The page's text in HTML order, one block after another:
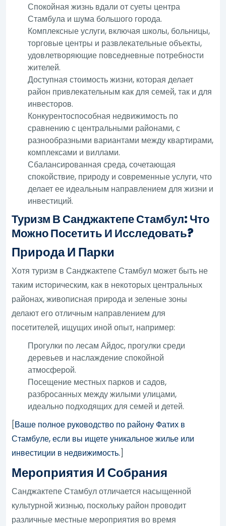
Спокойная жизнь вдали от суеты центра
Стамбула и шума большого города.
Комплексные услуги, включая школы, больницы,
торговые центры и развлекательные объекты,
удовлетворяющие повседневные потребности
жителей.
Доступная стоимость жизни, которая делает
район привлекательным как для семей, так и для
инвесторов.
Конкурентоспособная недвижимость по
сравнению с центральными районами, с
разнообразными вариантами между квартирами,
комплексами и виллами.
Сбалансированная среда, сочетающая
спокойствие, природу и современные услуги, что
делает ее идеальным направлением для жизни и
инвестиций.
Туризм В Санджактепе Стамбул: Что
Можно Посетить И Исследовать?
Природа И Парки
Хотя туризм в Санджактепе Стамбул может быть не
таким историческим, как в некоторых центральных
районах, живописная природа и зеленые зоны
делают его отличным направлением для
посетителей, ищущих иной опыт, например:
Прогулки по лесам Айдос, прогулки среди
деревьев и наслаждение спокойной
атмосферой.
Посещение местных парков и садов,
разбросанных между жилыми улицами,
идеально подходящих для семей и детей.
[Ваше полное руководство по району Фатих в
Стамбуле, если вы ищете уникальное жилье или
инвестиции в недвижимость.]
Мероприятия И Собрания
Санджактепе Стамбул отличается насыщенной
культурной жизнью, поскольку район проводит
различные местные мероприятия во время